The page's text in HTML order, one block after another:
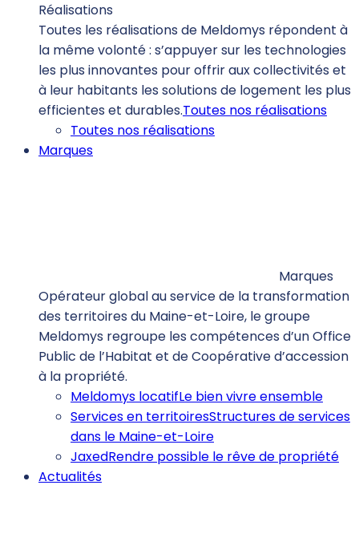
Réalisations
Toutes les réalisations de Meldomys répondent à
la même volonté : s’appuyer sur les technologies
les plus innovantes pour offrir aux collectivités et
à leur habitants les solutions de logement les plus
efficientes et durables.Toutes nos réalisations
Toutes nos réalisations
Marques
Marques
Opérateur global au service de la transformation
des territoires du Maine-et-Loire, le groupe
Meldomys regroupe les compétences d’un Office
Public de l’Habitat et de Coopérative d’accession
à la propriété.
Meldomys locatifLe bien vivre ensemble
Services en territoiresStructures de services
dans le Maine-et-Loire
JaxedRendre possible le rêve de propriété
Actualités